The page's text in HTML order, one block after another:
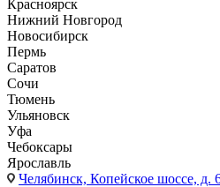
Красноярск
Нижний Новгород
Новосибирск
Пермь
Саратов
Сочи
Тюмень
Ульяновск
Уфа
Чебоксары
Ярославль
Челябинск, Копейское шоссе, д.